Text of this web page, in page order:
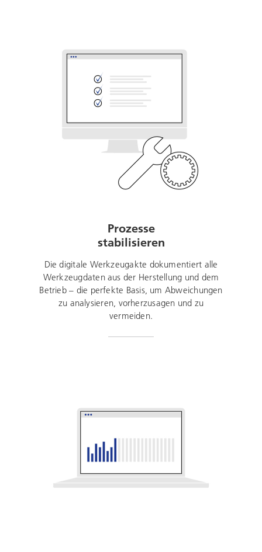
Prozesse
stabilisieren
Die digitale Werkzeugakte dokumentiert alle
Werkzeugdaten aus der Herstellung und dem
Betrieb – die perfekte Basis, um Abweichungen
zu analysieren, vorherzusagen und zu
vermeiden.